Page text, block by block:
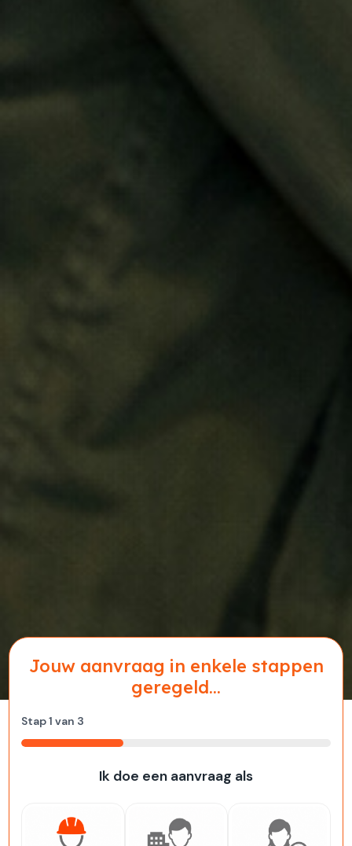
Jouw aanvraag in enkele stappen
geregeld...
Stap1 van 3
33%
Ik doe een aanvraag als